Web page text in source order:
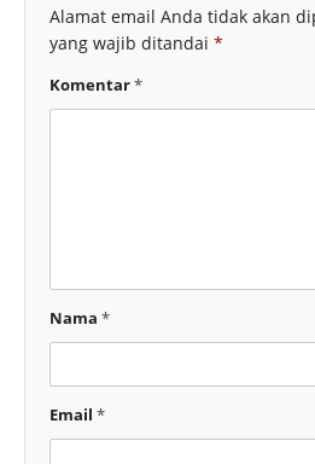
Alamat email Anda tidak akan
yang wajib ditandai *
Komentar*
Nama *
Email *